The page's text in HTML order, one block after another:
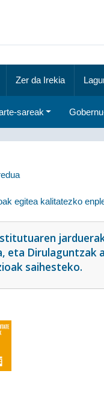
Zer da Irekia
sareak
egitea kalitatezko
eta Dirulaguntzak
saihesteko.